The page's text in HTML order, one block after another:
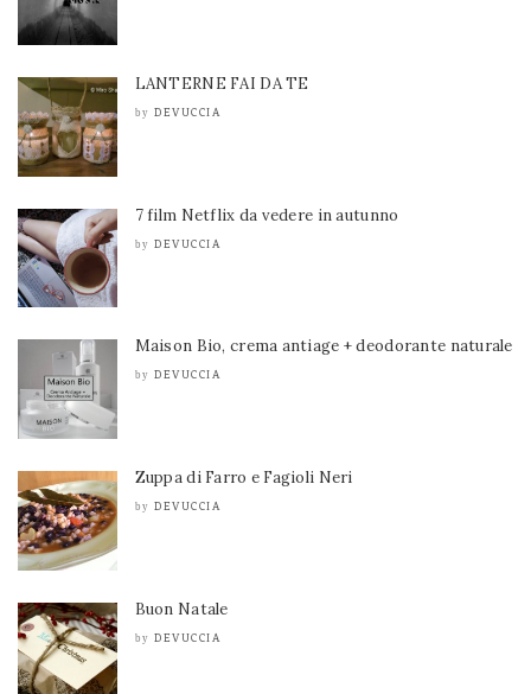
LANTERNE FAI DA TE
by DEVUCCIA
7 film Netflix da vedere in autunno
by DEVUCCIA
Maison Bio, crema antiage + deodorante naturale
by DEVUCCIA
Zuppa di Farro e Fagioli Neri
by DEVUCCIA
Buon Natale
by DEVUCCIA